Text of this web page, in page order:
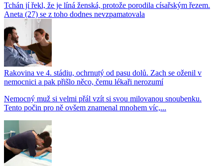
Tchán jí řekl, že je líná ženská, protože porodila císařským řezem.
Aneta (27) se z toho dodnes nevzpamatovala
Rakovina ve 4. stádiu, ochrnutý od pasu dolů. Zach se oženil v
nemocnici a pak přišlo něco, čemu lékaři nerozumí
Nemocný muž si velmi přál vzít si svou milovanou snoubenku.
Tento počin pro ně ovšem znamenal mnohem víc,...